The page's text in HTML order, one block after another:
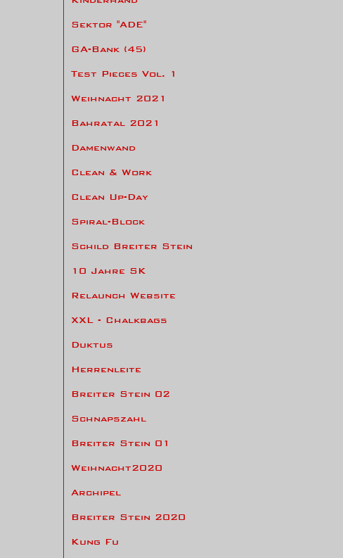
Sektor "ADE"
GA-Bank (45)
Test Pieces Vol. 1
Weihnacht 2021
Bahratal 2021
Damenwand
Clean & Work
Clean Up-Day
Spiral-Block
Schild Breiter Stein
10 Jahre SK
Relaunch Website
XXL - Chalkbags
Duktus
Herrenleite
Breiter Stein 02
Schnapszahl
Breiter Stein 01
Weihnacht2020
Archipel
Breiter Stein 2020
Kung Fu